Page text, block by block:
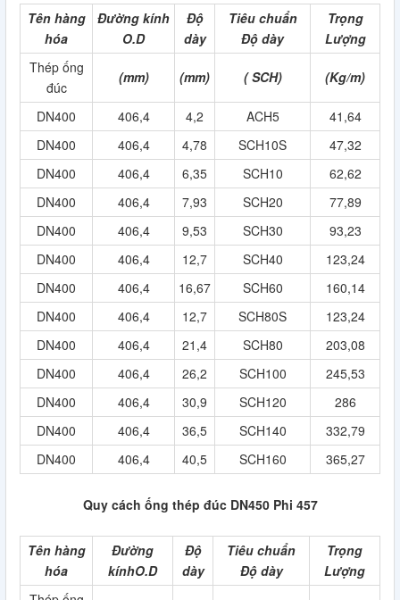
Tên hàng
hóa
Đường kính
O.D
Độ
dày
Tiêu chuẩn
Độ dày
Trọng
Lượng
Thép ống
đúc
(mm) (mm) ( SCH) (Kg/m)
DN400 406,4 4,2 ACH5
41,64
DN400
406,4 4,78 SCH10S
47,32
DN400
406,4 6,35 SCH10
62,62
DN400
406,4 7,93 SCH20
77,89
DN400
406,4 9,53 SCH30
93,23
DN400
406,4 12,7 SCH40
123,24
DN400
406,4 16,67 SCH60
160,14
DN400
406,4 12,7 SCH80S
123,24
DN400
406,4 21,4 SCH80
203,08
DN400
406,4 26,2 SCH100
245,53
DN400
406,4 30,9 SCH120
286
DN400
406,4 36,5 SCH140
332,79
DN400
406,4 40,5 SCH160 365,27
Quy cách ống thép đúc DN450 Phi 457
Tên hàng
hóa
Đường
kínhO.D
Độ
dày
Tiêu chuẩn
Độ dày
Trọng
Lượng